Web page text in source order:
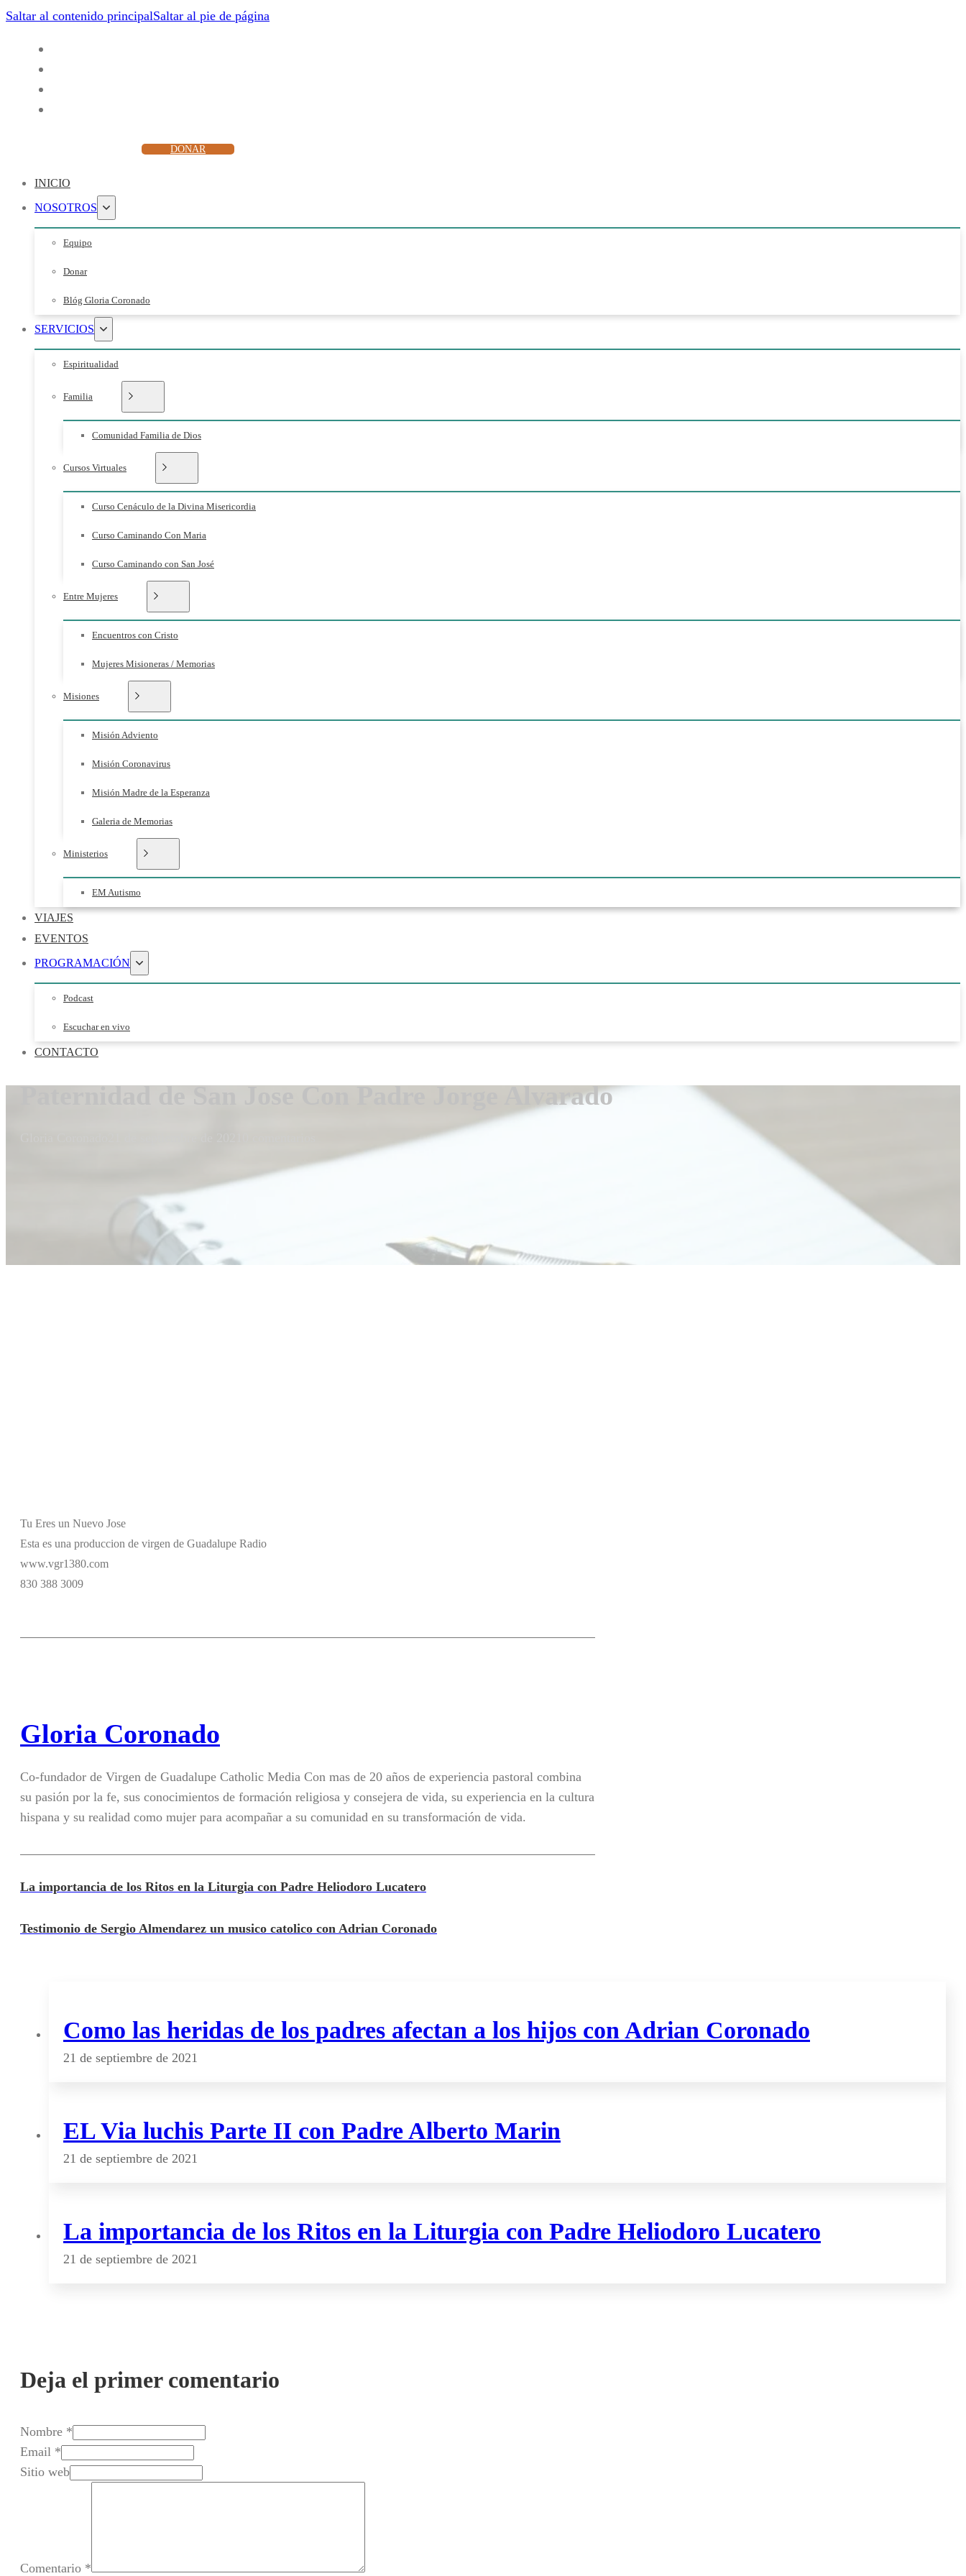
Saltar al contenido principalSaltar al pie de página
DONAR
INICIO
NOSOTROS
Equipo
Donar
Blóg Gloria Coronado
SERVICIOS
Espiritualidad
Familia
Comunidad Familia de Dios
Cursos Virtuales
Curso Cenáculo de la Divina Misericordia
Curso Caminando Con Maria
Curso Caminando con San José
Entre Mujeres
Encuentros con Cristo
Mujeres Misioneras / Memorias
Misiones
Misión Adviento
Misión Coronavirus
Misión Madre de la Esperanza
Galeria de Memorias
Ministerios
EM Autismo
VIAJES
EVENTOS
PROGRAMACIÓN
Podcast
Escuchar en vivo
CONTACTO
Paternidad de San Jose Con Padre Jorge Alvarado
Tu Eres un Nuevo Jose
Esta es una produccion de virgen de Guadalupe Radio
www.vgr1380.com
830 388 3009
Gloria Coronado
Co-fundador de Virgen de Guadalupe Catholic Media Con mas de 20 años de experiencia pastoral combina
su pasión por la fe, sus conocimientos de formación religiosa y consejera de vida, su experiencia en la cultura
hispana y su realidad como mujer para acompañar a su comunidad en su transformación de vida.
La importancia de los Ritos en la Liturgia con Padre Heliodoro Lucatero
Testimonio de Sergio Almendarez un musico catolico con Adrian Coronado
Como las heridas de los padres afectan a los hijos con Adrian Coronado
21 de septiembre de 2021
EL Via luchis Parte II con Padre Alberto Marin
21 de septiembre de 2021
La importancia de los Ritos en la Liturgia con Padre Heliodoro Lucatero
21 de septiembre de 2021
Deja el primer comentario
Nombre *
Email *
Sitio web
Comentario *